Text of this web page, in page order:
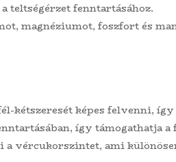
teltségérzet fenntartásához.
magnéziumot, foszfort és
kétszeresét képes felvenni,
így támogathatja a
vércukorszintet, ami